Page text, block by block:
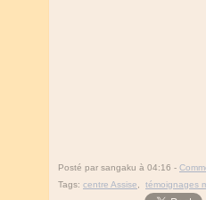
Posté par sangaku à 04:16 -
Tags: centre Assise témoignages